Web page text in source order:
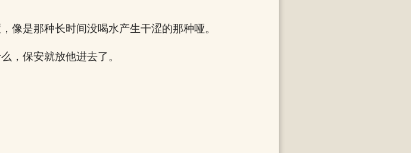
像是那种长时间没喝水产生干涩的那种哑。
，保安就放他进去了。